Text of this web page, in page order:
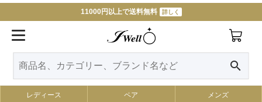
11000円以上で送料無料 詳しく
search
レディース ペア メンズ